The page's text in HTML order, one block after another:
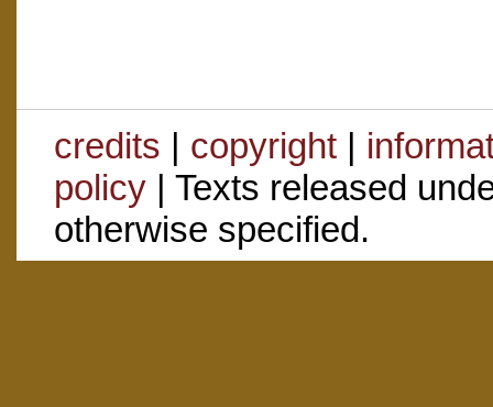
credits | copyright|
policy| Texts released
otherwise specified.